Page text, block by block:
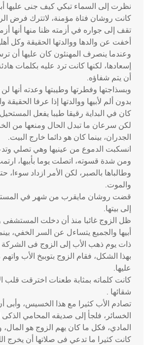
نظرت إلى السماء تبكي كيف جنى عليها
كانت روشان فتاة مؤمنة، لاتترك فرض
تقف إلى جواره في أزمته ظنا منها أنها
أخفت عن والدها ووالدتها الحقيقة وكل
وعندما ينصرف المهنئون كان عليها أن
إسعادها، لكنها كانت ترد عليه بكلمات
أن يتم شفاؤه.
وبسذاجتها وفطرتها وطيبتها وعدته أنها
بدون ألم لأبيها ووالدتها إذا عرفا
كان في البداية رقيقا طيبا يفعل
لكن سرعان ما تبدل الحال ومنعها من
الجدران، بينما كان هو دائما خارج البيت.
انسكبت الدموع من عينيها وهي تصلي
ومن شدة قسوته، اتصلت يوما بأبيها،
وطالباها بالصبر، لكن الأمر ازداد
والموت.
قضت روشان مايقرب من شهر في
إلى بيتها.
ظل الزوج غائبا منذ أن دخلت
أبيها والجميع يتساءل عن السر الخفي،
ذات يوم ذهب الأب إلى الزوج فى الشركة
بهذا الشكل، فقام الزوج بتوببخ الأب
عليها.
كانت كلماته بمثابة طعنات اخترقت قلب
شقائها .
تصادم الأب كثيرا مع هذا الخسيس، وأبى
الخسائر، فلجأ إلى صديقه المحامي
المادي، فكل ما كان يهم الزوج هو
كانت كثيرا ما تدعي فى صلاتها أن يخرج